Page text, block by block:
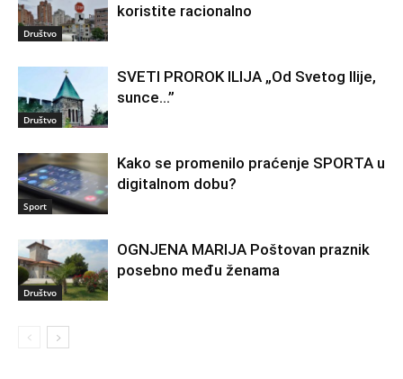
Društvo
koristite racionalno
Društvo
SVETI PROROK ILIJA „Od Svetog Ilije,
sunce…”
Sport
Kako se promenilo praćenje SPORTA u
digitalnom dobu?
Društvo
OGNJENA MARIJA Poštovan praznik
posebno među ženama